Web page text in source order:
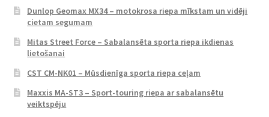
Dunlop Geomax MX34 – motokrosa riepa mīkstam un vidēji
cietam segumam
Mitas Street Force – Sabalansēta sporta riepa ikdienas
lietošanai
CST CM-NK01 – Mūsdienīga sporta riepa ceļam
Maxxis MA-ST3 – Sport-touring riepa ar sabalansētu
veiktspēju